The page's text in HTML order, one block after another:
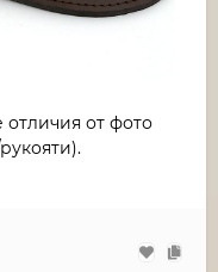
от фото